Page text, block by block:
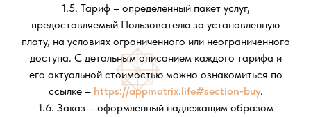
1.5. Тариф – определенный пакет услуг,
предоставляемый Пользователю за установленную
плату, на условиях ограниченного или неограниченного
доступа. С детальным описанием каждого тарифа и
его актуальной стоимостью можно ознакомиться по
ссылке – https://appmatrix.life#section-buy.
1.6. Заказ – оформленный надлежащим образом